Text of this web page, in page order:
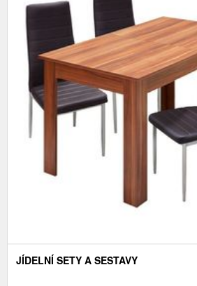
JÍDELNÍ SETY A SESTAVY